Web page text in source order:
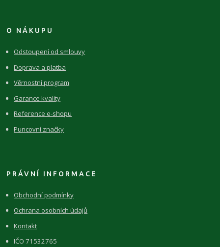
O NÁKUPU
Odstoupení od smlouvy
Doprava a platba
Věrnostní program
Garance kvality
Reference e-shopu
Puncovní značky
PRÁVNÍ INFORMACE
Obchodní podmínky
Ochrana osobních údajů
Kontakt
IČO 71532765